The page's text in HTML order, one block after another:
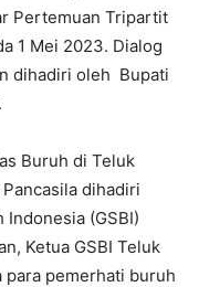
Pertemuan Tripartit
1 Mei 2023. Dialog
dihadiri oleh Bupati
Buruh di Teluk
dihadiri
Indonesia (GSBI)
Ketua GSBI Teluk
pemerhati buruh